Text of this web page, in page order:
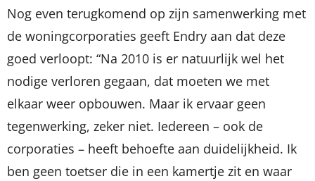
Nog even terugkomend op zijn samenwerking met
de woningcorporaties geeft Endry aan dat deze
goed verloopt: “Na 2010 is er natuurlijk wel het
nodige verloren gegaan, dat moeten we met
elkaar weer opbouwen. Maar ik ervaar geen
tegenwerking, zeker niet. Iedereen – ook de
corporaties – heeft behoefte aan duidelijkheid. Ik
ben geen toetser die in een kamertje zit en waar